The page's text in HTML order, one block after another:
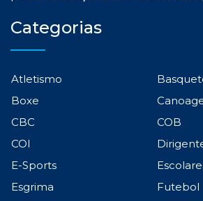
Categorias
Atletismo
Boxe
CBC
COB
COI
E-Sports
Esgrima
Futebol